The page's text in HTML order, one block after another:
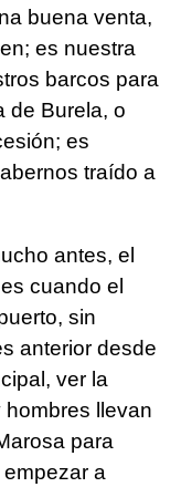
buena venta,
es nuestra
barcos para
de Burela, o
es
traído a
antes, el
cuando el
sin
anterior desde
ver la
llevan
para
empezar a